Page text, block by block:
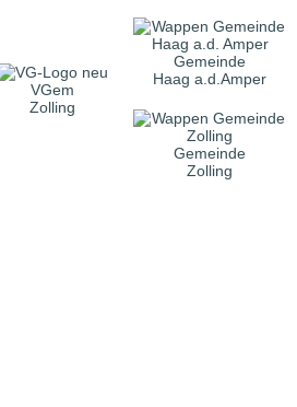
VGem
Zolling
Gemeinde
Haag a.d.Amper
Gemeinde
Zolling